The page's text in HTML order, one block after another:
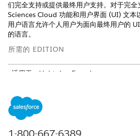
们完全支持或提供最终用户支持。对于完
Sciences Cloud 功能和用户界面 (UI) 文本
用户语言允许个人用户为面向最终用户的
的语言。
所需的 EDITION
适用于：Lightning Experience
Customer Engagement加载项许可证和
Customer Engagement受管软件包的
Edition。